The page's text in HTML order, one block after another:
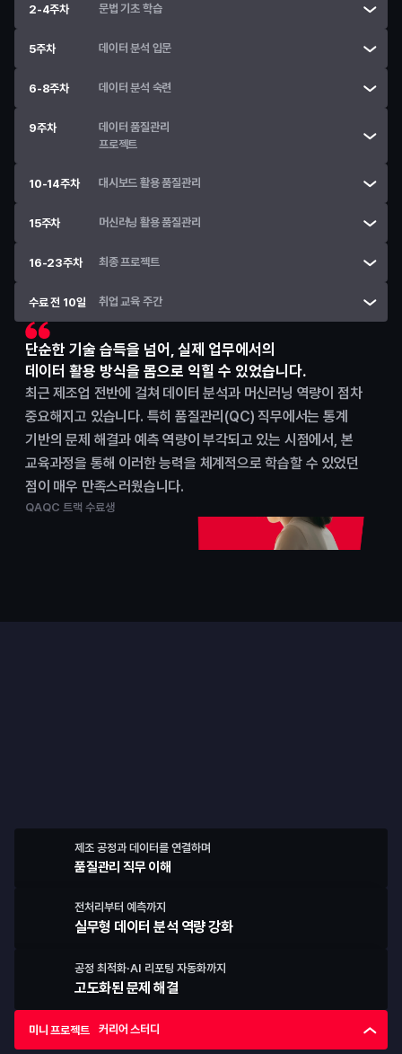
2-4주차 문법 기초 학습
5주차 데이터 분석 입문
6-8주차 데이터 분석 숙련
9주차
데이터 품질관리
프로젝트
10-14주차 대시보드 활용 품질관리
15주차 머신러닝 활용 품질관리
16-23주차 최종 프로젝트
수료 전 10일 취업 교육 주간
단순한 기술 습득을 넘어, 실제 업무에서의
데이터 활용 방식을 몸으로 익힐 수 있었습니다.
최근 제조업 전반에 걸쳐 데이터 분석과 머신러닝 역량이 점차
중요해지고 있습니다. 특히 품질관리(QC) 직무에서는 통계
기반의 문제 해결과 예측 역량이 부각되고 있는 시점에서, 본
교육과정을 통해 이러한 능력을 체계적으로 학습할 수 있었던
점이 매우 만족스러웠습니다.
QAQC 트랙 수료생
제조 공정과 데이터를 연결하며
품질관리 직무 이해
전처리부터 예측까지
실무형 데이터 분석 역량 강화
공정 최적화·AI 리포팅 자동화까지
고도화된 문제 해결
미니 프로젝트 커리어 스터디